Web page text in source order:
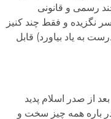
رسمی و قانونی
نگزیده و فقط چند کنیز
به یاد بیاورد) قابل
از صدر اسلام پدید
باره همه چیز سخت و